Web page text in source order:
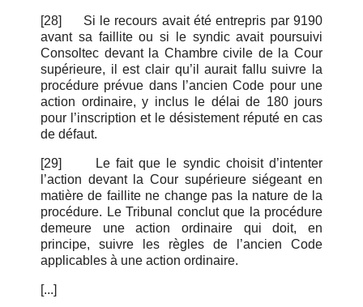
[28]
Si le recours avait été entrepris par 9190
avant sa faillite ou si le syndic avait poursuivi
Consoltec devant la Chambre civile de la Cour
supérieure, il est clair qu’il aurait fallu suivre la
procédure prévue dans l’ancien Code pour une
action ordinaire, y inclus le délai de 180 jours
pour l’inscription et le désistement réputé en cas
de défaut.
[29]
Le fait que le syndic choisit d’intenter
l’action devant la Cour supérieure siégeant en
matière de faillite ne change pas la nature de la
procédure. Le Tribunal conclut que la procédure
demeure une action ordinaire qui doit, en
principe, suivre les règles de l’ancien Code
applicables à une action ordinaire.
[...]